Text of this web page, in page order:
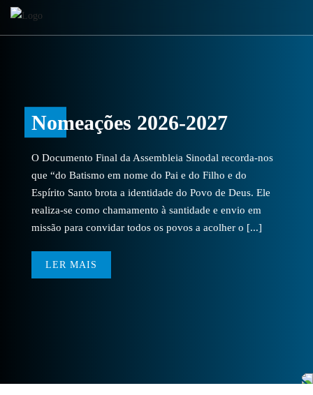
Nomeações 2026-2027
O Documento Final da Assembleia Sinodal recorda-nos
que “do Batismo em nome do Pai e do Filho e do
Espírito Santo brota a identidade do Povo de Deus. Ele
realiza-se como chamamento à santidade e envio em
missão para convidar todos os povos a acolher o [...]
LER MAIS